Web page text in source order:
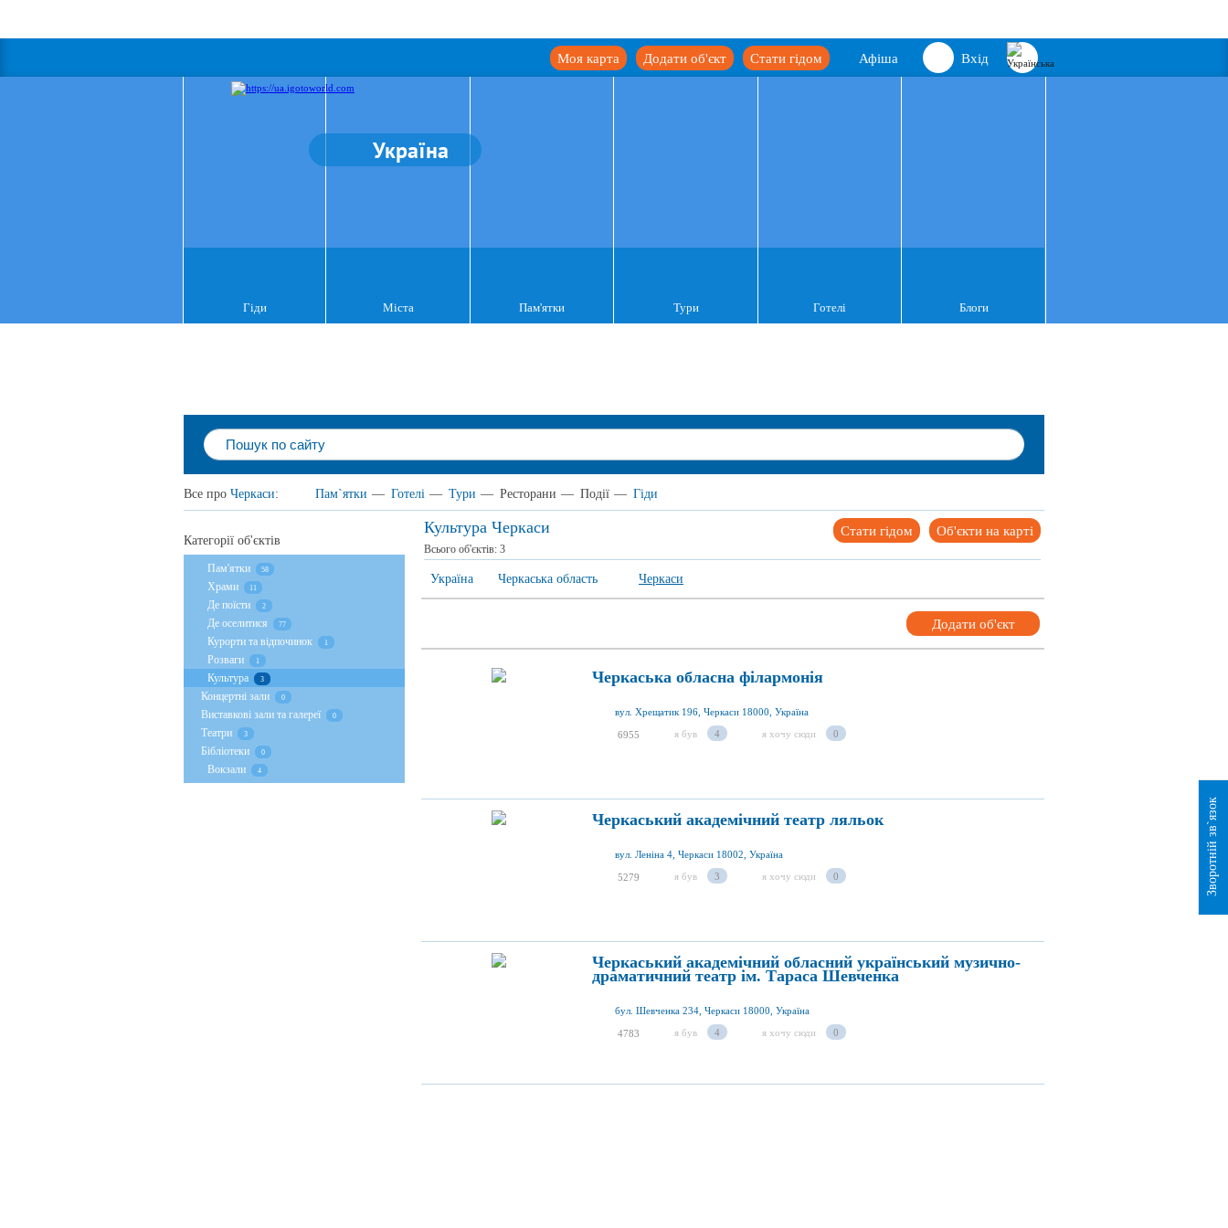
Вхід
Афіша
Стати гідом
Додати об'єкт
Моя карта
Україна
Гіди Міста Пам'ятки Тури Готелі Блоги
Все про Черкаси: Пам`ятки — Готелі — Тури — Ресторани — Події — Гіди
Культура Черкаси Об'єкти на карті
Стати гідом
Всього об'єктів: 3
Україна Черкаська область Черкаси
Додати об'єкт
Черкаська обласна філармонія
вул. Хрещатик 196, Черкаси 18000, Україна
6955 я був 4 я хочу сюди 0
Черкаський академічний театр ляльок
вул. Леніна 4, Черкаси 18002, Україна
5279 я був 3 я хочу сюди 0
Черкаський академічний обласний український музично-
драматичний театр ім. Тараса Шевченка
бул. Шевченка 234, Черкаси 18000, Україна
4783 я був 4 я хочу сюди 0
Категорії об'єктів
Пам'ятки 58
Храми 11
Де поїсти 2
Де оселитися 77
Курорти та відпочинок 1
Розваги 1
Культура 3
Концертні зали 0
Виставкові зали та галереї 0
Театри 3
Бібліотеки 0
Вокзали 4
Зворотній зв`язок